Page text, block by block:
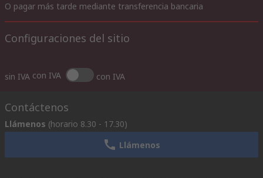
O pagar más tarde mediante transferencia bancaria
Configuraciones del sitio
sin IVA con IVA con IVA
Contáctenos
Llámenos (horario 8.30 - 17.30)
Llámenos